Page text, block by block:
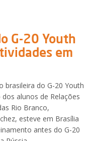
G-20 Youth
em
brasileira do G-20 Youth
alunos de Relações
Rio Branco,
esteve em Brasília
antes do G-20